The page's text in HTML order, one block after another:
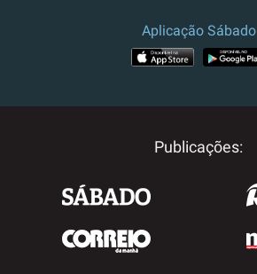
Aplicação Sábado
Publicações: